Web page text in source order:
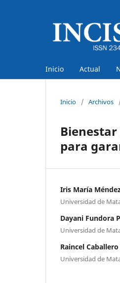
Inicio Actual
Inicio / Archivos
para
Iris María
Universidad de
Dayani Fundora
Universidad de
Raincel
Universidad de